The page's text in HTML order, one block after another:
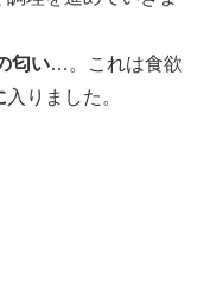
匂い …。これは食欲
入りました。